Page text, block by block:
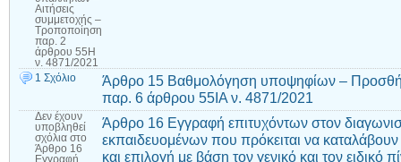
Αιτήσεις
συμμετοχής –
Τροποποίηση
παρ. 2
άρθρου 55Η
ν. 4871/2021
1 Σχόλιο
Άρθρο 15 Βαθμολόγηση υποψηφίων –
παρ. 6 άρθρου 55ΙΑ ν. 4871/2021
Δεν έχουν
υποβληθεί
σχόλια στο
Άρθρο 16
Εγγραφή
Άρθρο 16 Εγγραφή επιτυχόντων στον
εκπαιδευομένων που πρόκειται να
και επιλογή με βάση τον γενικό και τον